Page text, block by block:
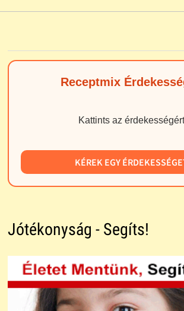
Receptmix
Kattints az
KÉREK EGY
Jótékonyság - Segíts!